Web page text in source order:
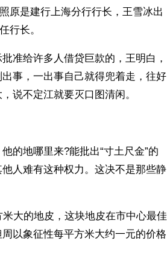
原是建行上海分行行长，王雪冰出
行长。
准给许多人借贷巨款的，王明白，
事，一出事自己就得兜着走，往好
说不定江就要灭口图清闲。
的地哪里来?能批出“寸土尺金”的
人难有这种权力。这决不是那些静
大的地皮，这块地皮在市中心最佳
以象征性每平方米大约一元的价格